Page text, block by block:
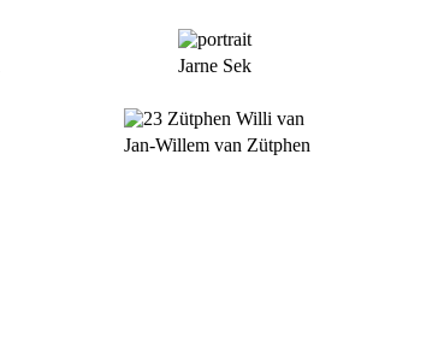
Jarne Sek
Jan-Willem van Zütphen